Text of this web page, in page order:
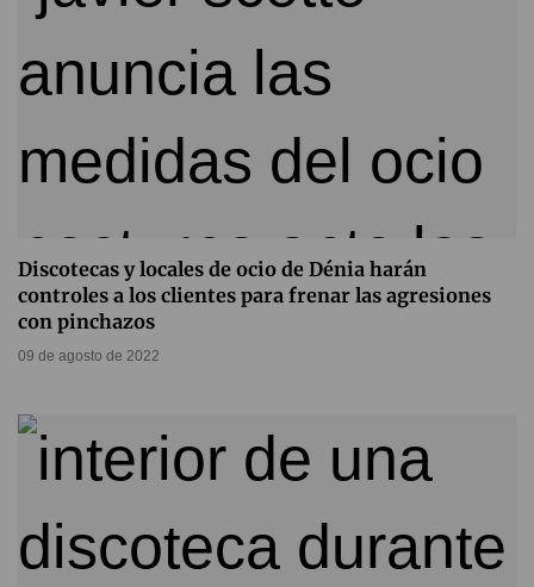
Discotecas y locales de ocio de Dénia harán
controles a los clientes para frenar las agresiones
con pinchazos
09 de agosto de 2022